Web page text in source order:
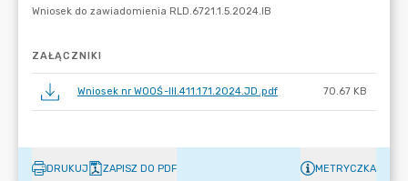
ZAŁĄCZNIKI
Wniosek nr WOOŚ-III.411.171.2024.JD.pdf 70.67 KB
DRUKUJ ZAPISZ DO PDF METRYCZKA